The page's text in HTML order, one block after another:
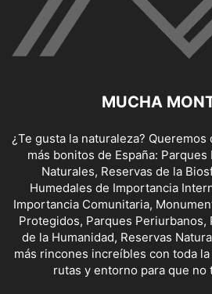
MUCHA
¿Te gusta la naturaleza?
más bonitos de España:
Naturales, Reservas de la
Humedales de Importancia
Importancia Comunitaria,
Protegidos, Parques Periurbanos,
de la Humanidad, Reservas
más rincones increíbles con toda
rutas y entorno para que no